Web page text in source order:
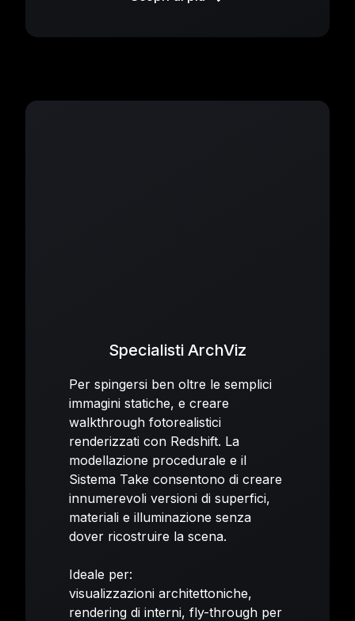
Specialisti ArchViz
Per spingersi ben oltre le semplici
immagini statiche, e creare
walkthrough fotorealistici
renderizzati con Redshift. La
modellazione procedurale e il
Sistema Take consentono di creare
innumerevoli versioni di superfici,
materiali e illuminazione senza
dover ricostruire la scena.
Ideale per:
visualizzazioni architettoniche,
rendering di interni, fly-through per